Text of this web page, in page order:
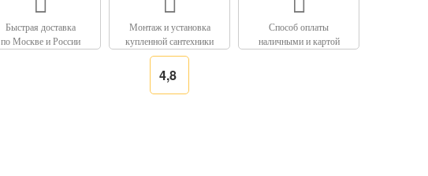
Быстрая доставка
по Москве и России
Монтаж и установка
купленной сантехники
Способ оплаты
наличными и картой
4,8